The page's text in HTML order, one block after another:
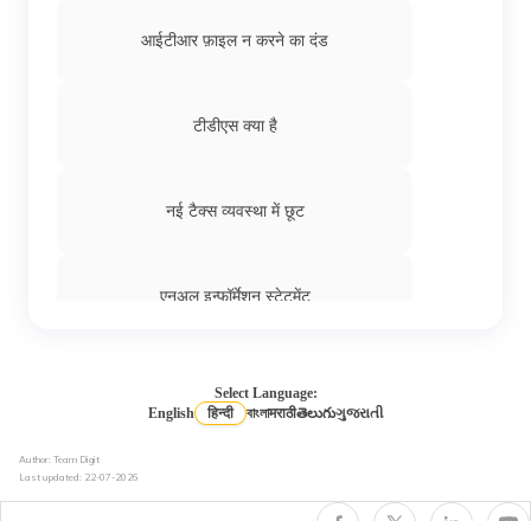
आईटीआर फ़ाइल न करने का दंड
टीडीएस क्या है
नई टैक्स व्यवस्था में छूट
एनुअल इन्फॉर्मेशन स्टेटमेंट
लॉन्ग टर्म और शॉर्ट टर्म कैपिटल गेन के बीच अंतर
Select Language:
English
हिन्दी বাংলাमराठीతెలుగుગુજરાતી
Author: Team Digit
Last updated: 22-07-2026